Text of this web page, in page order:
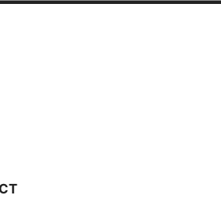
・ブラ